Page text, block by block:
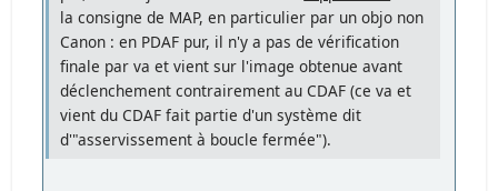
la consigne de MAP, en particulier par un objo non
Canon : en PDAF pur, il n'y a pas de vérification
finale par va et vient sur l'image obtenue avant
déclenchement contrairement au CDAF (ce va et
vient du CDAF fait partie d'un système dit
d'"asservissement à boucle fermée").